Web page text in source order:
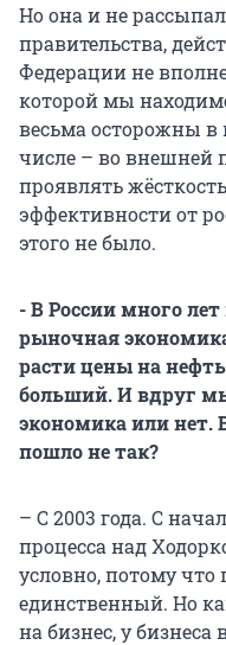
Но она и не
правительства,
Федерации не
которой мы
весьма осторожны в
числе – во внешней
проявлять
эффективности от
этого не было.
- В России много
рыночная
расти цены на
больший. И вдруг
экономика или нет.
пошло не так?
– С 2003 года. С
процесса над
условно, потому что
единственный. Но
на бизнес, у